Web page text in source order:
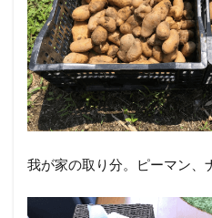
我が家の取り分。ピーマン、